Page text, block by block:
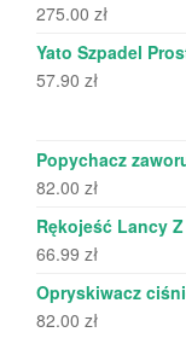
275.00 zł
Yato Szpadel
57.90 zł
Popychacz
82.00 zł
Rękojeść Lancy
66.99 zł
Opryskiwacz
82.00 zł